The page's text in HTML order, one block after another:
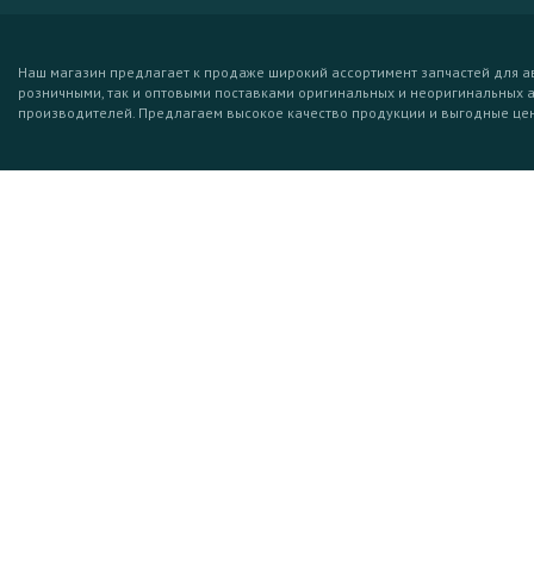
Наш магазин предлагает к продаже широкий ассортимент запчастей для
розничными, так и оптовыми поставками оригинальных и неоригинальных
производителей. Предлагаем высокое качество продукции и выгодные